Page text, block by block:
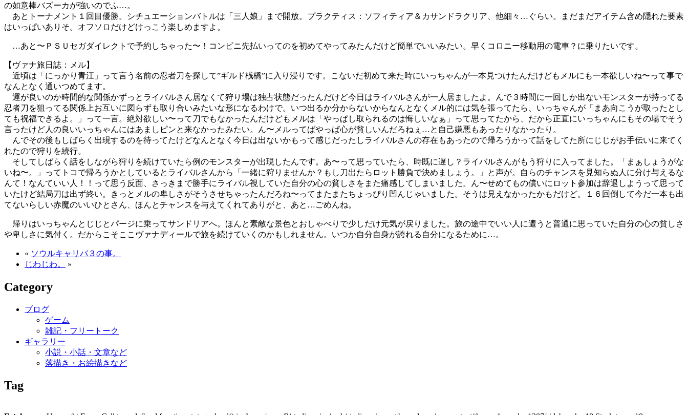
の如意棒バズーカが強いのでふ…。
あとトーナメント１回目優勝。シチュエーションバトルは「三人娘」まで開放。プラクティス：ソフィティア＆カサンドラクリア、他細々…ぐらい。まだまだアイテム含め隠れた要素
はいっぱいありそ。オフソロだけどけっこう楽しめますよ。
…あと〜ＰＳＵセガダイレクトで予約しちゃった〜！コンビニ先払いってのを初めてやってみたんだけど簡単でいいみたい。早くコロニー移動用の電車？に乗りたいです。
【ヴァナ旅日誌：メル】
近頃は「にっかり青江」って言う名前の忍者刀を探して”ギルド桟橋”に入り浸りです。こないだ初めて来た時にいっちゃんが一本見つけたんだけどもメルにも一本欲しいね〜って事で
なんとなく通いつめてます。
運が良いのか時間的な関係かずっとライバルさん居なくて狩り場は独占状態だったんだけど今日はライバルさんが一人居ましたよ。んで３時間に一回しか出ないモンスターが持ってる
忍者刀を狙ってる関係上お互いに図らずも取り合いみたいな形になるわけで。いつ出るか分からないからなんとなくメル的には気を張ってたら、いっちゃんが「まあ向こうが取ったとし
ても祝福できるよ。」って一言。絶対欲しい〜って刀でもなかったんだけどもメルは「やっぱし取られるのは悔しいなぁ」って思ってたから、だから正直にいっちゃんにもその場でそう
言ったけど人の良いいっちゃんにはあましピンと来なかったみたい。ん〜メルってばやっぱ心が貧しいんだろねぇ…と自己嫌悪もあったりなかったり。
んでその後もしばらく出現するのを待ってたけどなんとなく今日は出ないかもって感じだったしライバルさんの存在もあったので帰ろうかって話をしてた所にじじがお手伝いに来てく
れたので狩りを続行。
そしてしばらく話をしながら狩りを続けていたら例のモンスターが出現したんです。あ〜って思っていたら、時既に遅し？ライバルさんがもう狩りに入ってました。「まぁしょうがな
いね〜。」ってトコで帰ろうかとしているとライバルさんから「一緒に狩りませんか？もし刀出たらロット勝負で決めましょう。」と声が。自らのチャンスを見知らぬ人に分け与えるな
んて！なんていい人！！って思う反面、さっきまで勝手にライバル視していた自分の心の貧しさをまた痛感してしまいました。ん〜せめてもの償いにロット参加は辞退しようって思って
いたけど結局刀は出ず終い。きっとメルの卑しさがそうさせちゃったんだろね〜ってまたまたちょっぴり凹んじゃいました。そうは見えなかったかもだけど。１６回倒して今だ一本も出
てないらしい赤魔のいいひとさん、ほんとチャンスを与えてくれてありがと、あと…ごめんね。
帰りはいっちゃんとじじとパージに乗ってサンドリアへ。ほんと素敵な景色とおしゃべりで少しだけ元気が戻りました。旅の途中でいい人に遭うと普通に思っていた自分の心の貧しさ
や卑しさに気付く。だからこそここヴァナディールで旅を続けていくのかもしれません。いつか自分自身が誇れる自分になるために…。
« ソウルキャリバ３の事。
じわじわ。
»
Category
ブログ
ゲーム
雑記・フリートーク
ギャラリー
小説・小話・文章など
落描き・お絵描きなど
Tag